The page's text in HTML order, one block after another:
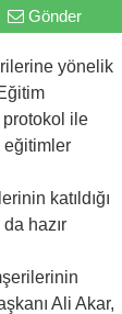
Gönder
yönelik
ile
eğitimler
katıldığı
hazır
Ali Akar,